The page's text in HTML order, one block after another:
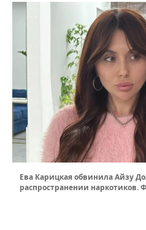
Ева Карицкая обвинила Айзу
распространении наркотиков.